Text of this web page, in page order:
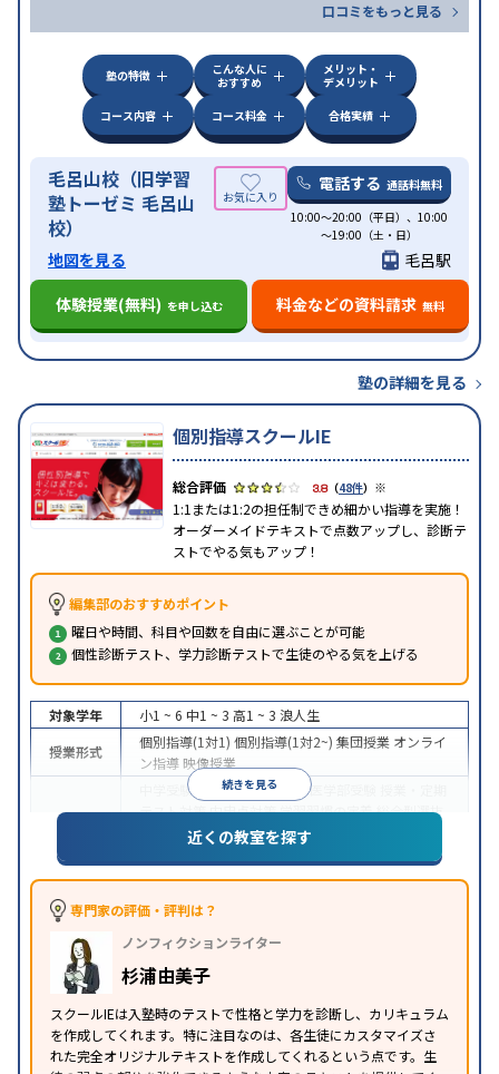
口コミをもっと見る
塾の特徴
こんな人に
おすすめ
メリット・
デメリット
コース内容
コース料金 合格実績
毛呂山校（旧学習
塾トーゼミ 毛呂山
校）
電話する 通話料無料
10:00～20:00（平日）、10:00
～19:00（土・日）
地図を見る
毛呂駅
体験授業(無料) を申し込む 料金などの資料請求 無料
塾の詳細を見る
個別指導スクールIE
3.8（48件） ※
1:1または1:2の担任制できめ細かい指導を実施！
オーダーメイドテキストで点数アップし、診断テ
ストでやる気もアップ！
編集部のおすすめポイント
曜日や時間、科目や回数を自由に選ぶことが可能
個性診断テスト、学力診断テストで生徒のやる気を上げる
続きを見る
対象学年 小1 ~ 6 中1 ~ 3 高1 ~ 3 浪人生
授業形式
個別指導(1対1) 個別指導(1対2~) 集団授業 オンライ
ン指導 映像授業
中学受験 高校受験大学受験 医学部受験
テスト対策内申点対策学習習慣の定着総合型選抜
(旧AO)対策 推薦入試対策学校別特化対策
中高一貫校生に対応
可能季節講習のみの受講可
※2023年3月調査。小学校高学年の個別指導塾アンケート調査方法
近くの教室を探す
専門家の評価・評判は？
ノンフィクションライター
杉浦由美子
スクールIEは入塾時のテストで性格と学力を診断し、カリキュラム
を作成してくれます。特に注目なのは、各生徒にカスタマイズさ
れた完全オリジナルテキストを作成してくれるという点です。生